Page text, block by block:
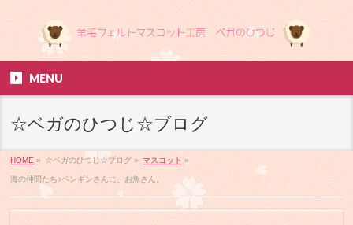
MENU
☆ベガのひつじ☆ブログ
HOME » ☆ベガのひつじ☆ブログ » マスコット »
海の仲間たち♪ペンギンさんに、お魚さん。